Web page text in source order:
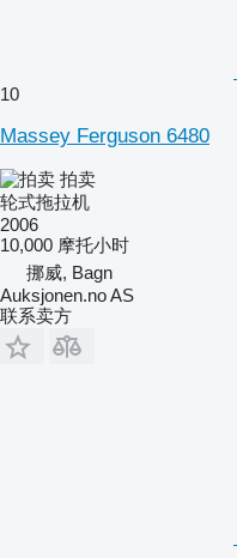
10
Massey Ferguson 6480
拍卖
轮式拖拉机
2006
10,000 摩托小时
挪威, Bagn
Auksjonen.no AS
联系卖方